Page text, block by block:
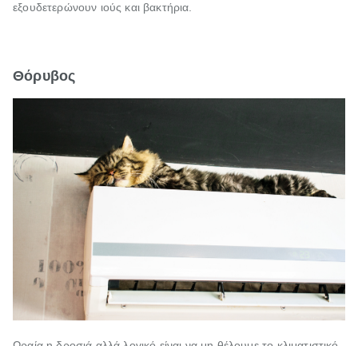
εξουδετερώνουν ιούς και βακτήρια.
Θόρυβος